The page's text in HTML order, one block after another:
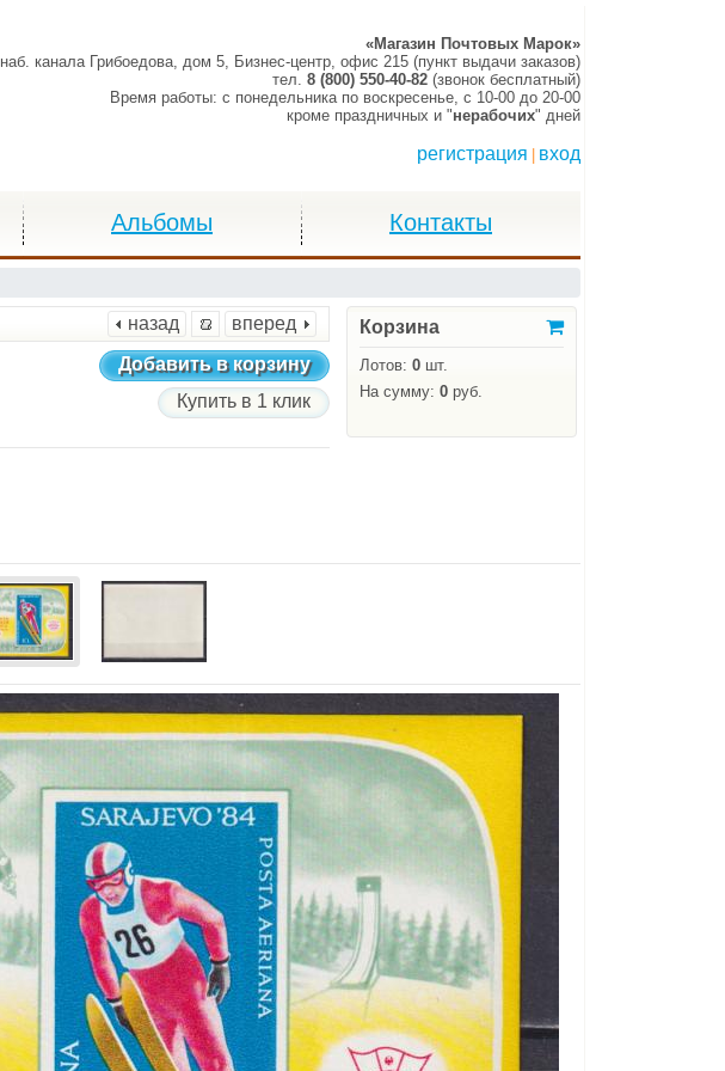
«Магазин Почтовых Марок»
наб. канала Грибоедова, дом 5, Бизнес-центр, офис 215 (пункт выдачи заказов)
тел. 8 (800) 550-40-82 (звонок бесплатный)
Время работы: c понедельника по воскресенье, c 10-00 до 20-00
кроме праздничных и "нерабочих" дней
регистрация вход
Альбомы Контакты
Корзина
Лотов:0 шт.
На сумму:0 руб.
назад вперед
Добавить в корзину
Купить в 1 клик